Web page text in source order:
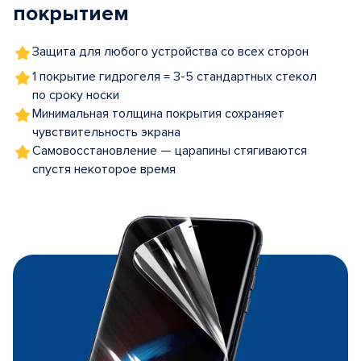
покрытием
Защита для любого устройства со всех сторон
1 покрытие гидрогеля = 3-5 стандартных стекол
по сроку носки
Минимальная толщина покрытия сохраняет
чувствительность экрана
Самовосстановление — царапины стягиваются
спустя некоторое время